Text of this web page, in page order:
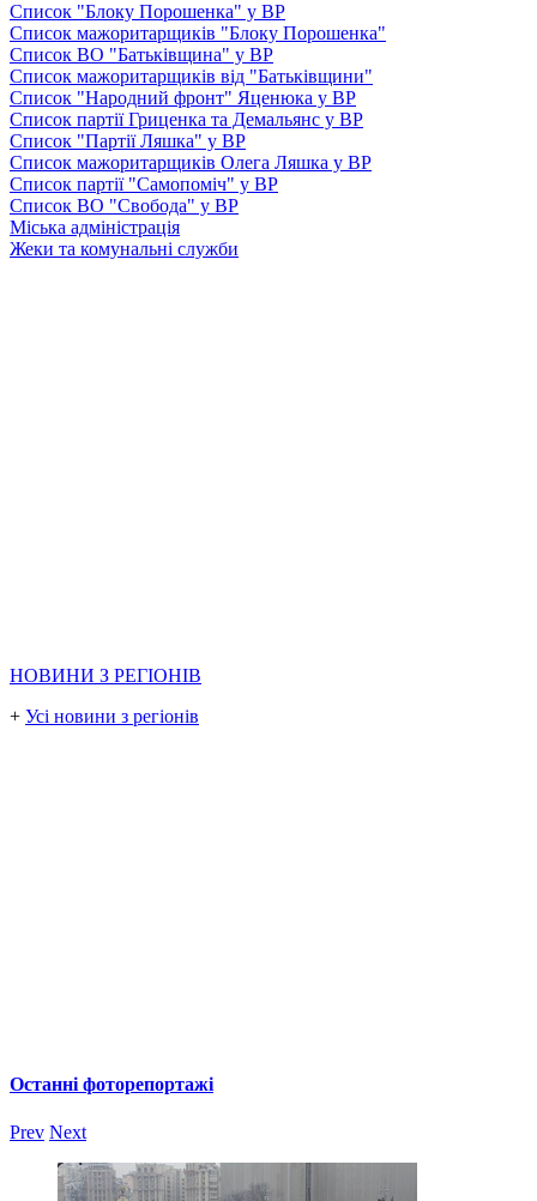
Список "Блоку Порошенка" у ВР
Список мажоритарщиків "Блоку Порошенка"
Список ВО "Батьківщина" у ВР
Список мажоритарщиків від "Батьківщини"
Список "Народний фронт" Яценюка у ВР
Список партії Гриценка та Демальянс у ВР
Список "Партії Ляшка" у ВР
Список мажоритарщиків Олега Ляшка у ВР
Список партії "Самопоміч" у ВР
Список ВО "Свобода" у ВР
Міська адміністрація
Жеки та комунальні служби
НОВИНИ З РЕГІОНІВ
+ Усі новини з регіонів
Останні фоторепортажі
Prev Next